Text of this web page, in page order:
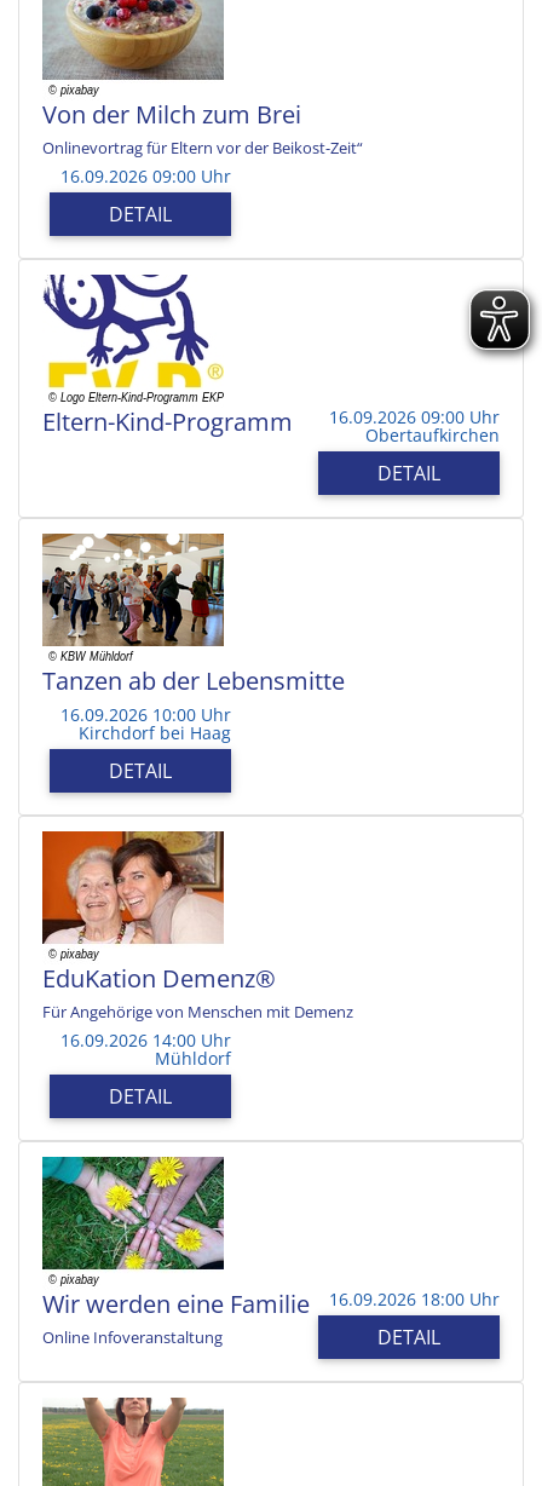
Von der Milch zum Brei
Onlinevortrag für Eltern vor der Beikost-Zeit“
16.09.2026 09:00 Uhr
DETAIL
Eltern-Kind-Programm 16.09.2026 09:00 Uhr
Obertaufkirchen
DETAIL
Tanzen ab der Lebensmitte
16.09.2026 10:00 Uhr
Kirchdorf bei Haag
DETAIL
EduKation Demenz®
Für Angehörige von Menschen mit Demenz
16.09.2026 14:00 Uhr
Mühldorf
DETAIL
Wir werden eine Familie
Online Infoveranstaltung
16.09.2026 18:00 Uhr
DETAIL